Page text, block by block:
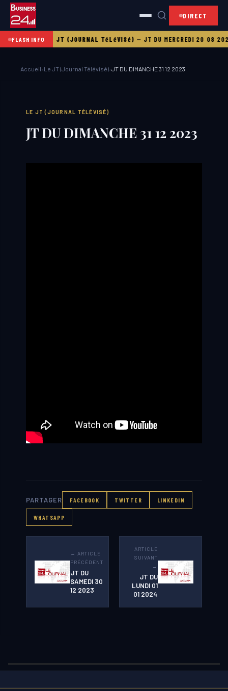
DIRECT
FLASH INFO
21 08 2025LE JT (JOURNAL TéLéVISé)—JT DU MERCREDI 20 08 2025
Accueil › Le JT (Journal Télévisé)›JT DU DIMANCHE 31 12 2023
LE JT (JOURNAL TÉLÉVISÉ)
JT DU DIMANCHE 31 12 2023
PARTAGER FACEBOOK TWITTER LINKEDIN
WHATSAPP
← ARTICLE
PRÉCÉDENT
JT DU
SAMEDI 30
12 2023
ARTICLE
SUIVANT
→
JT DU
LUNDI 01
01 2024